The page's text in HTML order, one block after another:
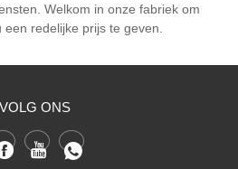
Welkom in onze fabriek om
redelijke prijs te geven.
VOLG ONS